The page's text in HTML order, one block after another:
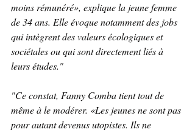
moins rémunéré», explique la jeune femme
de 34 ans. Elle évoque notamment des jobs
qui intègrent des valeurs écologiques et
sociétales ou qui sont directement liés à
leurs études."
"Ce constat, Fanny Comba tient tout de
même à le modérer. «Les jeunes ne sont pas
pour autant devenus utopistes. Ils ne